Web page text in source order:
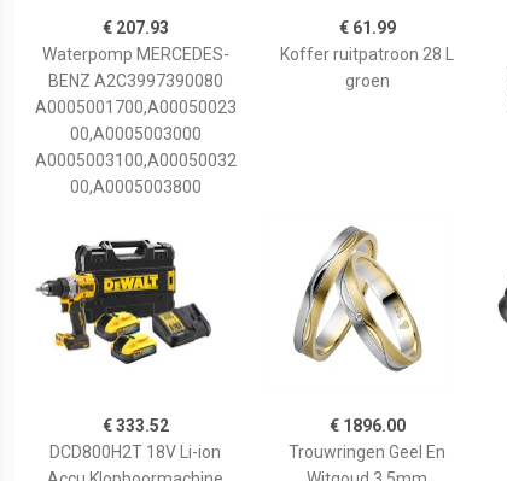
€ 207.93
Waterpomp MERCEDES-
BENZ A2C3997390080
A0005001700,A00050023
00,A0005003000
A0005003100,A00050032
00,A0005003800
€ 61.99
Koffer ruitpatroon 28 L
groen
€ 333.52
DCD800H2T 18V Li-ion
€ 1896.00
Trouwringen Geel En